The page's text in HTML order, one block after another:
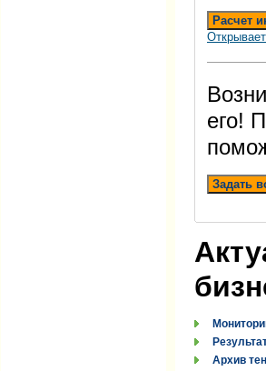
Расчет
его!
Задать
Архив